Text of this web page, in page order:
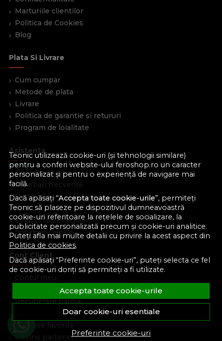
Teonic utilizează cookie-uri (și tehnologii similare)
pentru a conferi website-ului feroshop.ro un caracter
personalizat și pentru o experiență de navigare mai
facilă.
Dacă apăsați “Accepta toate cookie-urile”, permiteți
Teonic să plaseze pe dispozitivul dumneavoastră
cookie-uri referitoare la rețelele de socializare, la
publicitate personalizată precum și cookie-uri analitice.
Puteți afla mai multe detalii cu privire la acest aspect din
Politica de cookies.
Dacă apăsați “Preferinte cookie-uri”, puteți selecta ce fel
de cookie-uri doriți să permiteți a fi utilizate.
Accepta toate cookie-urile
Doar cookie-uri esentiale
Preferinte cookie-uri
Marturiile clientilor
Politica de Cookies
Blog
Plata Si Livrare
Cum cumpar
Metode de plata
Livrare
Politica de garantie si retururi
Program de loialitate
Asistenta
Contacteaza-ne
Intrebari frecvente
Harta site
ANPC
Solutionarea litigiilor
Informatii legale
Cont Client
Contul meu
Recuperare parola
Istoric comenzi
Produse favorite
Devino partener